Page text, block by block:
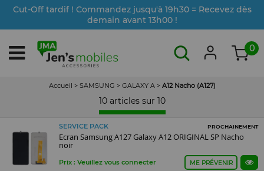
Cut-Off tardif ! Commandez jusqu'à 19h30 = Recevez dès
demain avant 13h00 !
0
Accueil > SAMSUNG > GALAXY A > A12 Nacho (A127)
10 articles sur 10
SERVICE PACK PROCHAINEMENT
Ecran Samsung A127 Galaxy A12 ORIGINAL SP Nacho
noir
Prix : Veuillez vous connecter ME PRÉVENIR